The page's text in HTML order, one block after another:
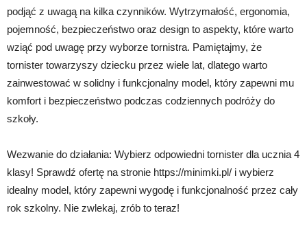
podjąć z uwagą na kilka czynników. Wytrzymałość, ergonomia,
pojemność, bezpieczeństwo oraz design to aspekty, które warto
wziąć pod uwagę przy wyborze tornistra. Pamiętajmy, że
tornister towarzyszy dziecku przez wiele lat, dlatego warto
zainwestować w solidny i funkcjonalny model, który zapewni mu
komfort i bezpieczeństwo podczas codziennych podróży do
szkoły.
Wezwanie do działania: Wybierz odpowiedni tornister dla ucznia 4
klasy! Sprawdź ofertę na stronie https://minimki.pl/ i wybierz
idealny model, który zapewni wygodę i funkcjonalność przez cały
rok szkolny. Nie zwlekaj, zrób to teraz!